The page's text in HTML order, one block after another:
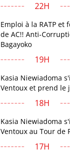
22H
Emploi à la RATP
de AC!! Anti-
Bagayoko
19H
Kasia Niewiadoma
Ventoux et prend le
18H
Kasia Niewiadoma
Ventoux au Tour de
17H